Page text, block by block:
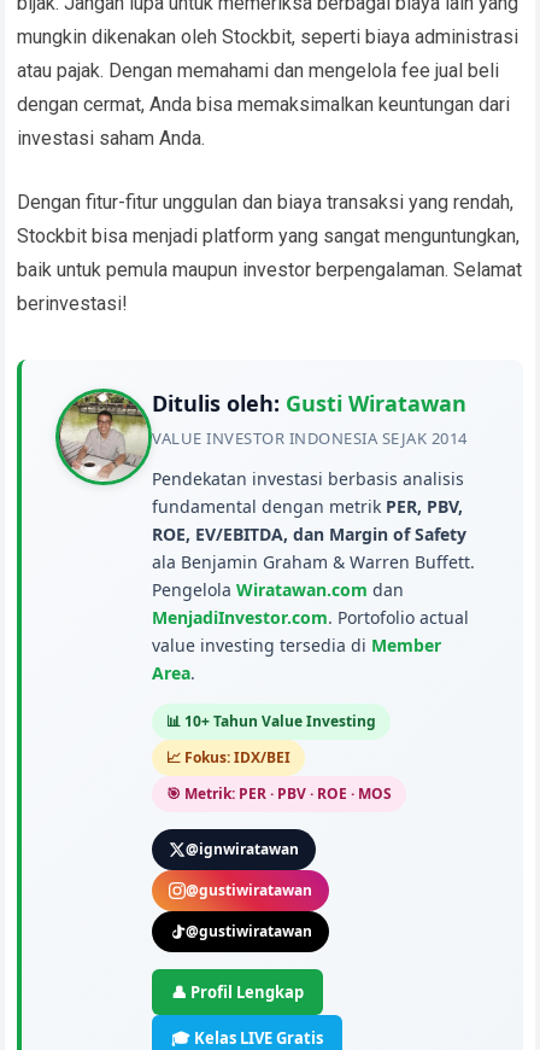
mungkin dikenakan oleh Stockbit, seperti biaya administrasi
atau pajak. Dengan memahami dan mengelola fee jual beli
dengan cermat, Anda bisa memaksimalkan keuntungan dari
investasi saham Anda.
Dengan fitur-fitur unggulan dan biaya transaksi yang rendah,
Stockbit bisa menjadi platform yang sangat menguntungkan,
baik untuk pemula maupun investor berpengalaman. Selamat
berinvestasi!
Ditulis oleh: Gusti Wiratawan
VALUE INVESTOR INDONESIA SEJAK 2014
Pendekatan investasi berbasis analisis
fundamental dengan metrik PER, PBV,
ROE, EV/EBITDA, dan Margin of Safety
ala Benjamin Graham & Warren Buffett.
PengelolaWiratawan.com dan
MenjadiInvestor.com. Portofolio actual
value investing tersedia di Member
Area.
📊 10+ Tahun Value Investing
📈 Fokus: IDX/BEI
🎯 Metrik: PER · PBV · ROE · MOS
@ignwiratawan
@gustiwiratawan
@gustiwiratawan
👤 Profil Lengkap
🎓 Kelas LIVE Gratis